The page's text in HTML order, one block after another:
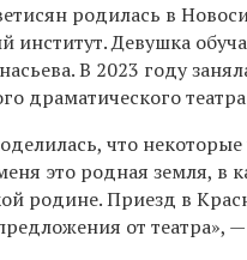
родилась в
институт. Девушка
В 2023 году
драматического
что
это родная земля, в
родине. Приезд в
от театра»,